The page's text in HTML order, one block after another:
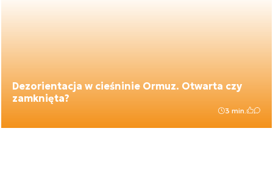
Dezorientacja w cieśninie Ormuz. Otwarta czy
zamknięta?
3 min.